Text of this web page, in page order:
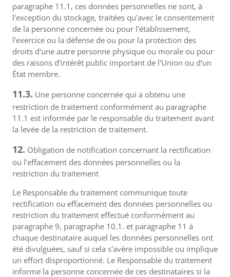
paragraphe 11.1, ces données personnelles ne sont, à
l'exception du stockage, traitées qu'avec le consentement
de la personne concernée ou pour l'établissement,
l'exercice ou la défense de ou pour la protection des
droits d'une autre personne physique ou morale ou pour
des raisons d'intérêt public important de l'Union ou d'un
État membre.
11.3. Une personne concernée qui a obtenu une
restriction de traitement conformément au paragraphe
11.1 est informée par le responsable du traitement avant
la levée de la restriction de traitement.
12. Obligation de notification concernant la rectification
ou l'effacement des données personnelles ou la
restriction du traitement
Le Responsable du traitement communique toute
rectification ou effacement des données personnelles ou
restriction du traitement effectué conformément au
paragraphe 9, paragraphe 10.1. et paragraphe 11 à
chaque destinataire auquel les données personnelles ont
été divulguées, sauf si cela s'avère impossible ou implique
un effort disproportionné. Le Responsable du traitement
informe la personne concernée de ces destinataires si la